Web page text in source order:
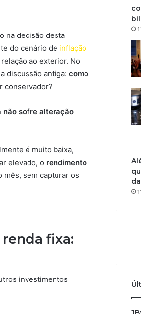
na decisão desta
do cenário de inflação
ao exterior. No
discussão antiga: como
conservador?
não sofre alteração
é muito baixa,
elevado, o rendimento
mês, sem capturar os
fixa:
investimentos